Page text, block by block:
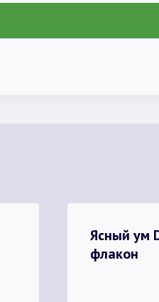
Ясный ум
флакон